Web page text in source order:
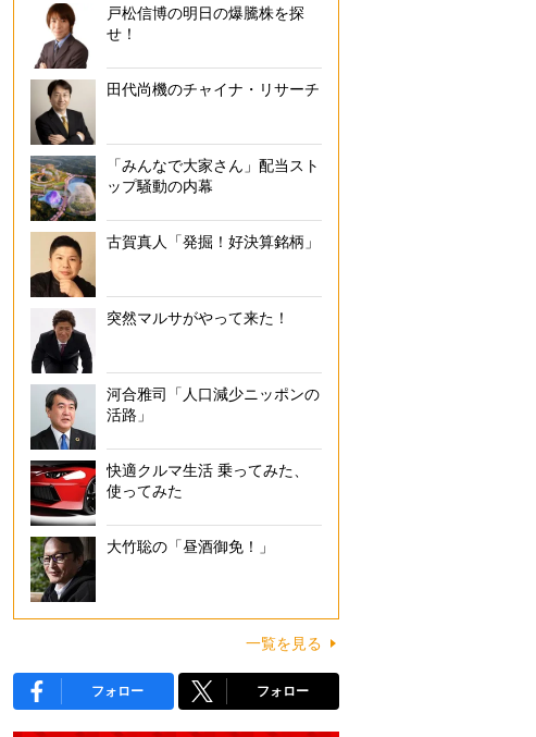
戸松信博の明日の爆騰株を探
せ！
田代尚機のチャイナ・リサーチ
「みんなで大家さん」配当スト
ップ騒動の内幕
古賀真人「発掘！好決算銘柄」
突然マルサがやって来た！
河合雅司「人口減少ニッポンの
活路」
快適クルマ生活 乗ってみた、
使ってみた
大竹聡の「昼酒御免！」
一覧を見る
フォロー フォロー